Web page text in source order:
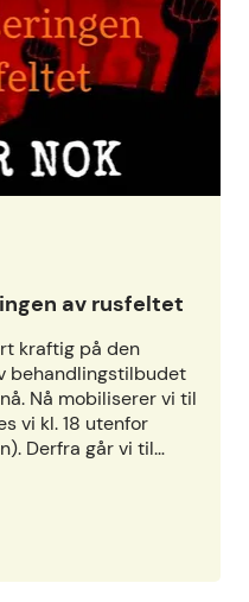
av rusfeltet
kraftig på den
behandlingstilbudet
Nå mobiliserer vi til
vi kl. 18 utenfor
Derfra går vi til…